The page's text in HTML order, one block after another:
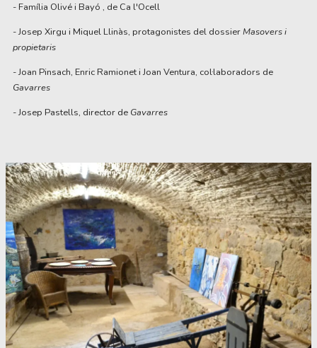
- Família Olivé i Bayó , de Ca l'Ocell
- Josep Xirgu i Miquel Llinàs, protagonistes del dossierMasovers i
propietaris
- Joan Pinsach, Enric Ramionet i Joan Ventura, col·laboradors de
Gavarres
- Josep Pastells, director de Gavarres